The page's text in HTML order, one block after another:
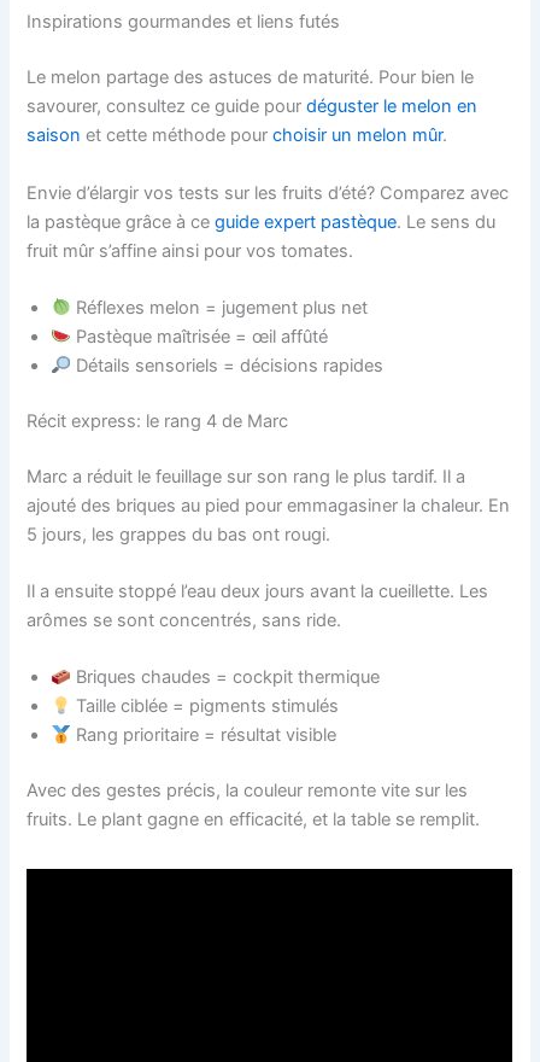
Inspirations gourmandes et liens futés
Le melon partage des astuces de maturité. Pour bien le
savourer, consultez ce guide pourdéguster le melon en
saison et cette méthode pourchoisir un melon mûr.
Envie d’élargir vos tests sur les fruits d’été? Comparez avec
la pastèque grâce à ceguide expert pastèque. Le sens du
fruit mûr s’affine ainsi pour vos tomates.
Réflexes melon = jugement plus net
Pastèque maîtrisée = œil affûté
Détails sensoriels = décisions rapides
Récit express: le rang 4 de Marc
Marc a réduit le feuillage sur son rang le plus tardif. Il a
ajouté des briques au pied pour emmagasiner la chaleur. En
5 jours, les grappes du bas ont rougi.
Il a ensuite stoppé l’eau deux jours avant la cueillette. Les
arômes se sont concentrés, sans ride.
Briques chaudes = cockpit thermique
Taille ciblée = pigments stimulés
Rang prioritaire = résultat visible
Avec des gestes précis, la couleur remonte vite sur les
fruits. Le plant gagne en efficacité, et la table se remplit.